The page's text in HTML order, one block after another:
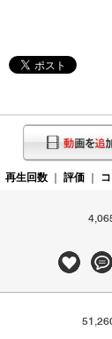
再生回数 ｜ 評価 ｜